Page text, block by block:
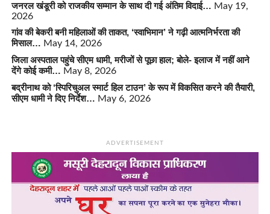
जनरल खंडूरी को राजकीय सम्मान के साथ दी गई अंतिम विदाई… May 19,
2026
गांव की बेकरी बनी महिलाओं की ताकत, ‘स्वाभिमान’ ने गढ़ी आत्मनिर्भरता की
मिसाल… May 14, 2026
जिला अस्पताल पहुंचे सीएम धामी, मरीजों से पूछा हाल; बोले- इलाज में नहीं आने
देंगे कोई कमी… May 8, 2026
बद्रीनाथ को ‘स्पिरिचुअल स्मार्ट हिल टाउन’ के रूप में विकसित करने की तैयारी,
सीएम धामी ने दिए निर्देश… May 6, 2026
ADVERTISEMENT